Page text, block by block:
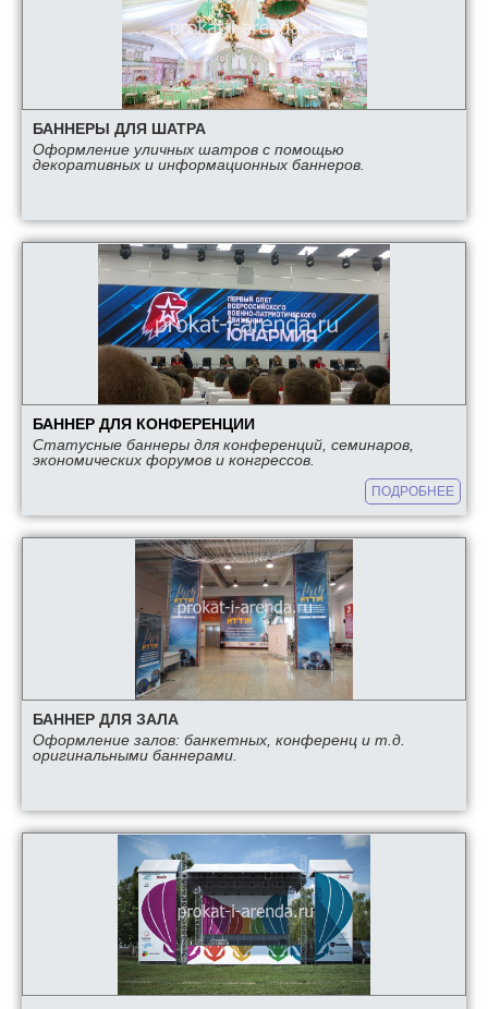
БАННЕРЫ ДЛЯ ШАТРА
Оформление уличных шатров с помощью
декоративных и информационных баннеров.
БАННЕР ДЛЯ КОНФЕРЕНЦИИ
Статусные баннеры для конференций, семинаров,
экономических форумов и конгрессов.
ПОДРОБНЕЕ
БАННЕР ДЛЯ ЗАЛА
Оформление залов: банкетных, конференц и т.д.
оригинальными баннерами.